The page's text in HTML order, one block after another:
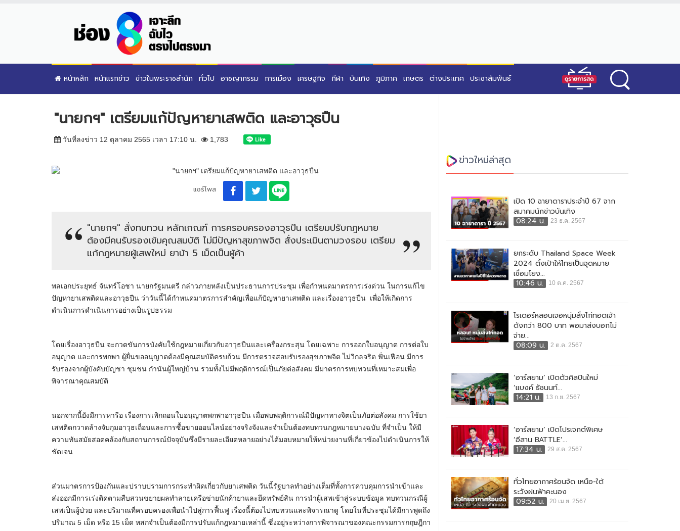
หน้าหลัก หน้าแรกข่าว ข่าวในพระราชสำนัก ทั่วไป อาชญากรรม การเมือง เศรษฐกิจ กีฬา บันเทิง ภูมิภาค เกษตร ต่างประเทศ ประชาสัมพันธ์
"นายกฯ" เตรียมแก้ปัญหายาเสพติด และอาวุธปืน
วันที่ลงข่าว 12 ตุลาคม 2565 เวลา 17:10 น. 1,783
แชร์โพส
"นายกฯ" สั่งทบทวน หลักเกณฑ์ การครอบครองอาวุธปืน เตรียมปรับกฎหมาย
ต้องมีคนรับรองเข้มคุณสมบัติ ไม่มีปัญหาสุขภาพจิต สั่งประเมินตามวงรอบ เตรียม
แก้กฎหมายผู้เสพใหม่ ยาบ้า 5 เม็ดเป็นผู้ค้า
พลเอกประยุทธ์ จันทร์โอชา นายกรัฐมนตรี กล่าวภายหลังเป็นประธานการประชุม เพื่อกำหนดมาตรการเร่งด่วน ในการแก้ไข
ปัญหายาเสพติดและอาวุธปืน ว่าวันนี้ได้กำหนดมาตรการสำคัญเพื่อแก้ปัญหายาเสพติด และเรื่องอาวุธปืน เพื่อให้เกิดการ
ดำเนินการดำเนินการอย่างเป็นรูปธรรม
โดยเรื่องอาวุธปืน จะกวดขันการบังคับใช้กฎหมายเกี่ยวกับอาวุธปืนและเครื่องกระสุน โดยเฉพาะ การออกใบอนุญาต การต่อใบ
อนุญาต และการพกพา ผู้ยื่นขออนุญาตต้องมีคุณสมบัติครบถ้วน มีการตรวจสอบรับรองสุขภาพจิต ไม่วิกลจริต ฟั่นเฟือน มีการ
รับรองจากผู้บังคับบัญชา ชุมชน กำนันผู้ใหญ่บ้าน รวมทั้งไม่มีพฤติการณ์เป็นภัยต่อสังคม มีมาตรการทบทวนที่เหมาะสมเพื่อ
พิจารณาคุณสมบัติ
นอกจากนี้ยังมีการหารือ เรื่องการเพิกถอนใบอนุญาตพกพาอาวุธปืน เมื่อพบพฤติการณ์มีปัญหาทางจิตเป็นภัยต่อสังคม การใช้ยา
เสพติดกวาดล้างจับกุมอาวุธเถื่อนและการซื้อขายออนไลน์อย่างจริงจังและจำเป็นต้องทบทวนกฎหมายบางฉบับ ที่จำเป็น ให้มี
ความทันสมัยสอดคล้องกับสถานการณ์ปัจจุบันซึ่งมีรายละเอียดหลายอย่างได้มอบหมายให้หน่วยงานที่เกี่ยวข้องไปดำเนินการให้
ชัดเจน
ส่วนมาตรการป้องกันและปราบปรามการกระทำผิดเกี่ยวกับยาเสพติด วันนี้รัฐบาลทำอย่างเต็มที่ทั้งการควบคุมการนำเข้าและ
ส่งออกมีการเร่งติดตามสืบสวนขยายผลทำลายเครือข่ายนักค้ายาและยึดทรัพย์สิน การนำผู้เสพเข้าสู่ระบบข้อมูล ทบทวนกรณีผู้
เสพเป็นผู้ป่วย และปริมาณที่ครอบครองเพื่อนำไปสู่การฟื้นฟู เรื่องนี้ต้องไปทบทวนและพิจารณาดู โดยในที่ประชุมได้มีการพูดถึง
ปริมาณ 5 เม็ด หรือ 15 เม็ด หสกจำเป็นต้องมีการปรับแก้กฎหมายเหล่านี้ ซึ่งอยู่ระหว่างการพิจารณาของคณะกรรมการกฤษฎีกา
ข่าวใหม่ล่าสุด
เปิด 10 ฉายาดาราประจำปี 67 จาก
สมาคมนักข่าวบันเทิง
08:24 น.
23 ธ.ค. 2567
ยกระดับ Thailand Space Week
2024 ตั้งเป้าให้ไทยเป็นจุดหมาย
เชื่อมโยง...
10:46 น.
10 ต.ค. 2567
ไรเดอร์หลอนเจอหนุ่มสั่งไก่ทอดเจ้า
ดังกว่า 800 บาท พอมาส่งบอกไม่
จ่าย...
08:09 น.
2 ต.ค. 2567
‘อาร์สยาม’ เปิดตัวศิลปินใหม่
‘แบงค์ ธัชนนท์...
14:21 น.
13 ก.ย. 2567
‘อาร์สยาม’ เปิดโปรเจกต์พิเศษ
‘อีสาน BATTLE’...
17:34 น.
29 ส.ค. 2567
ทั่วไทยอากาศร้อนจัด เหนือ-ใต้
ระวังฝนฟ้าคะนอง
09:52 น.
20 เม.ย. 2567